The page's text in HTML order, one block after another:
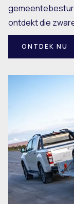
ontdekt die
ONTDEK NU